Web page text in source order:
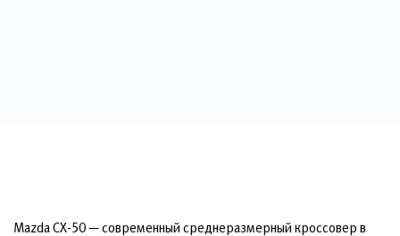
Mazda CX-50 — современный среднеразмерный кроссовер в